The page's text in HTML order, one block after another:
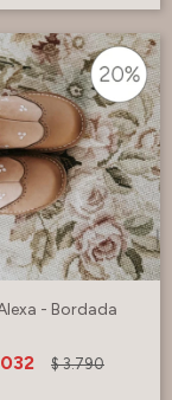
- Bordada
$ 3.790